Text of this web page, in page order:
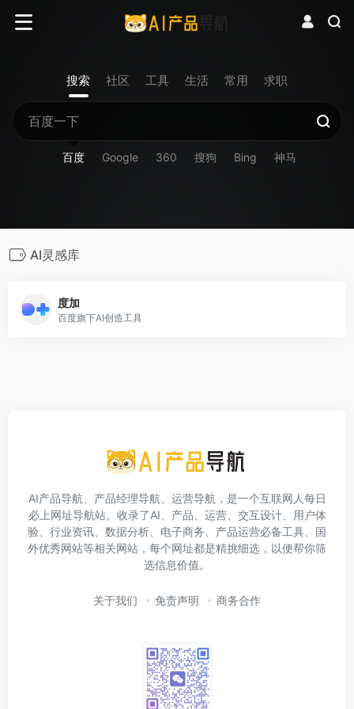
搜索 社区 工具 生活 常用 求职
百度 Google 360 搜狗 Bing 神马
AI灵感库
度加
百度旗下AI创造工具
AI产品导航、产品经理导航、运营导航，是一个互联网人每日
必上网址导航站。收录了AI、产品、运营、交互设计、用户体
验、行业资讯、数据分析、电子商务、产品运营必备工具、国
外优秀网站等相关网站，每个网址都是精挑细选，以便帮你筛
选信息价值。
关于我们 免责声明 商务合作